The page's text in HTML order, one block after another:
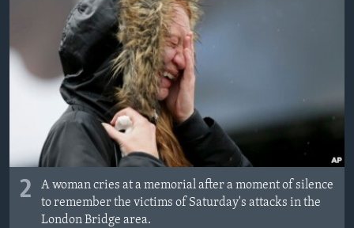
2
A woman cries at a memorial after a moment of silence
to remember the victims of Saturday's attacks in the
London Bridge area.